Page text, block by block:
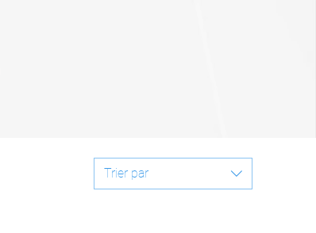
Trier par